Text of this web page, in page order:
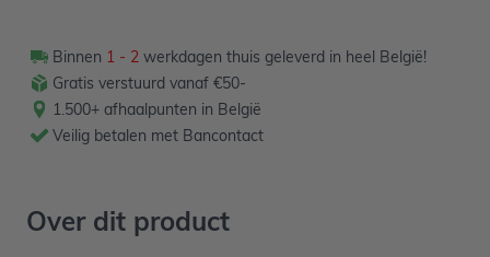
Binnen 1 - 2 werkdagen thuis geleverd in heel België!
Gratis verstuurd vanaf €50-
1.500+ afhaalpunten in België
Veilig betalen met Bancontact
Over dit product